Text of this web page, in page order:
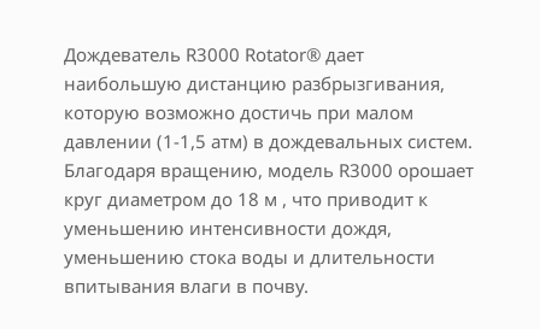
Дождеватель R3000 Rotator® дает
наибольшую дистанцию разбрызгивания,
которую возможно достичь при малом
давлении (1-1,5 атм) в дождевальных систем.
Благодаря вращению, модель R3000 орошает
круг диаметром до 18 м , что приводит к
уменьшению интенсивности дождя,
уменьшению стока воды и длительности
впитывания влаги в почву.